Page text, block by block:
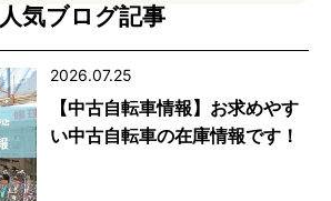
人気ブログ記事
2026.07.25
【中古自転車情報】お求めやす
い中古自転車の在庫情報です！